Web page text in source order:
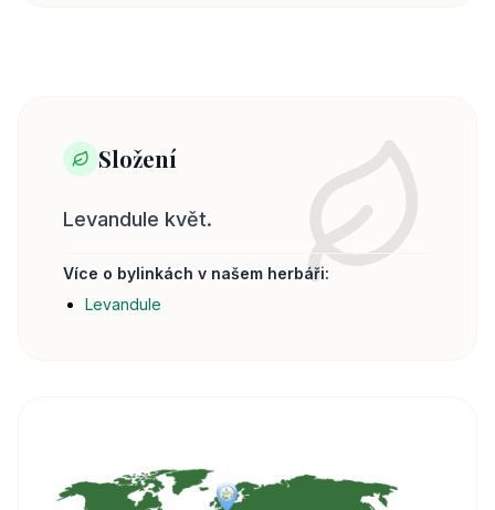
Složení
Levandule květ.
Více o bylinkách v našem herbáři:
Levandule